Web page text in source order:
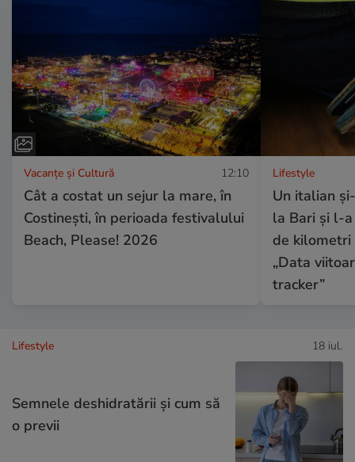
Vacanțe și Cultură 12:10
Cât a costat un sejur la mare, în
Costinești, în perioada festivalului
Beach, Please! 2026
Lifestyle
Un italian
la Bari și l-
de kilometri
„Data
tracker”
Lifestyle 18 iul.
Semnele deshidratării și cum să
o previi